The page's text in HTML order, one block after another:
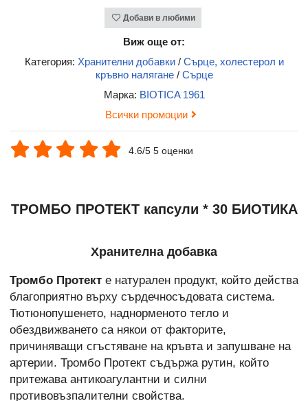
Добави в любими
Виж още от:
Категория: Хранителни добавки/ Сърце, холестерол и
кръвно налягане/ Сърце
Марка: BIOTICA 1961
Всички промоции
4.6/5 5 оценки
ТРОМБО ПРОТЕКТ капсули * 30 БИОТИКА
Хранителна добавка
Тромбо Протект е натурален продукт, който действа
благоприятно върху сърдечносъдовата система.
Тютюнопушенето, наднорменото тегло и
обездвижването са някои от факторите,
причиняващи сгъстяване на кръвта и запушване на
артерии. Тромбо Протект съдържа рутин, който
притежава антикоагулантни и силни
противовъзпалителни свойства.